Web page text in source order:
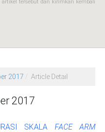
tersebut dan kirimkan kembali
2017 Article Detail
2017
SKALA FACE ARM